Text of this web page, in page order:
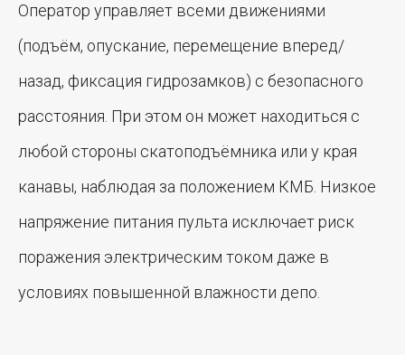
Оператор управляет всеми движениями
(подъём, опускание, перемещение вперед/
назад, фиксация гидрозамков) с безопасного
расстояния. При этом он может находиться с
любой стороны скатоподъёмника или у края
канавы, наблюдая за положением КМБ. Низкое
напряжение питания пульта исключает риск
поражения электрическим током даже в
условиях повышенной влажности депо.